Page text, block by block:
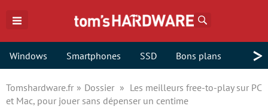
Windows Smartphones SSD Bons plans >
Tomshardware.fr Dossier
Les meilleurs free-to-play sur PC
et Mac, pour jouer sans dépenser un centime